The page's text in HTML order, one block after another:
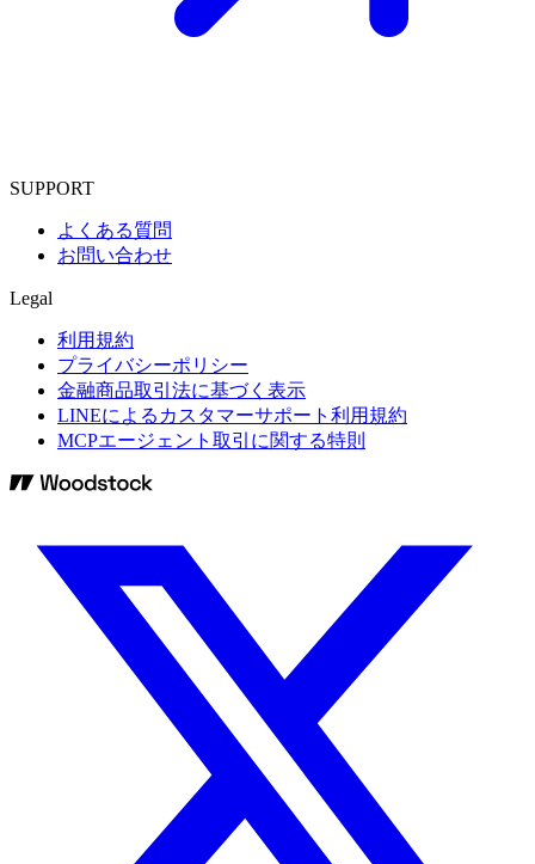
SUPPORT
よくある質問
お問い合わせ
Legal
利用規約
プライバシーポリシー
金融商品取引法に基づく表示
LINEによるカスタマーサポート利用規約
MCPエージェント取引に関する特則